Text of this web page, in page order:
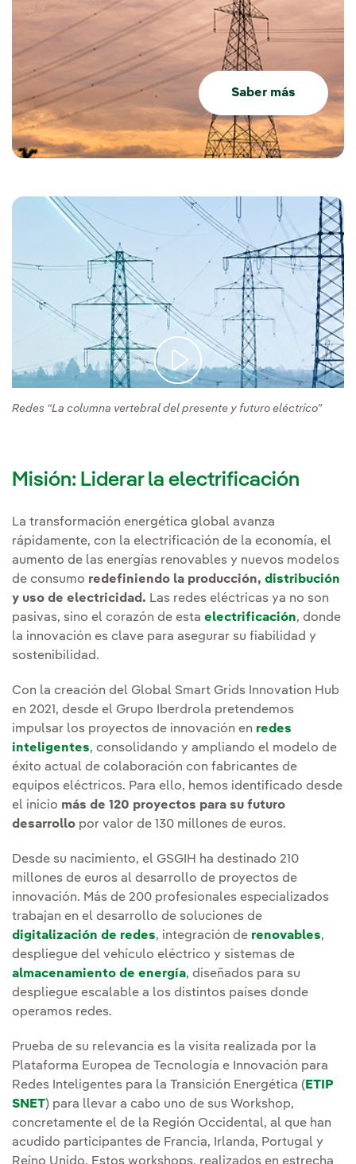
Saber más
Redes “La columna vertebral del presente y futuro eléctrico”
Misión: Liderar la electrificación
La transformación energética global avanza
rápidamente, con la electrificación de la economía, el
aumento de las energías renovables y nuevos modelos
de consumo redefiniendo la producción, distribución
y uso de electricidad. Las redes eléctricas ya no son
pasivas, sino el corazón de esta electrificación, donde
la innovación es clave para asegurar su fiabilidad y
sostenibilidad.
Con la creación del Global Smart Grids Innovation Hub
en 2021, desde el Grupo Iberdrola pretendemos
impulsar los proyectos de innovación en redes
inteligentes, consolidando y ampliando el modelo de
éxito actual de colaboración con fabricantes de
equipos eléctricos. Para ello, hemos identificado desde
el inicio más de 120 proyectos para su futuro
desarrollo por valor de 130 millones de euros.
Desde su nacimiento, el GSGIH ha destinado 210
millones de euros al desarrollo de proyectos de
innovación. Más de 200 profesionales especializados
trabajan en el desarrollo de soluciones de
digitalización de redes, integración de renovables,
despliegue del vehículo eléctrico y sistemas de
almacenamiento de energía, diseñados para su
despliegue escalable a los distintos países donde
operamos redes.
Prueba de su relevancia es la visita realizada por la
Plataforma Europea de Tecnología e Innovación para
Redes Inteligentes para la Transición Energética ( ETIP
SNET) para llevar a cabo uno de sus Workshop,
concretamente el de la Región Occidental, al que han
acudido participantes de Francia, Irlanda, Portugal y